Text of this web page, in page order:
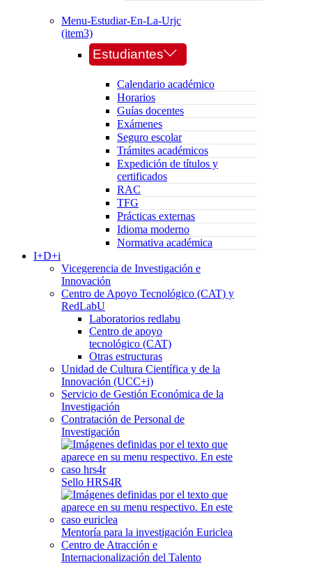
Menu-Estudiar-En-La-Urjc
(item3)
Estudiantes
Calendario académico
Horarios
Guías docentes
Exámenes
Seguro escolar
Trámites académicos
Expedición de títulos y
certificados
RAC
TFG
Prácticas externas
Idioma moderno
Normativa académica
I+D+i
Vicegerencia de Investigación e
Innovación
Centro de Apoyo Tecnológico (CAT) y
RedLabU
Laboratorios redlabu
Centro de apoyo
tecnológico (CAT)
Otras estructuras
Unidad de Cultura Científica y de la
Innovación (UCC+i)
Servicio de Gestión Económica de la
Investigación
Contratación de Personal de
Investigación
Sello HRS4R
Mentoría para la investigación Euriclea
Centro de Atracción e
Internacionalización del Talento